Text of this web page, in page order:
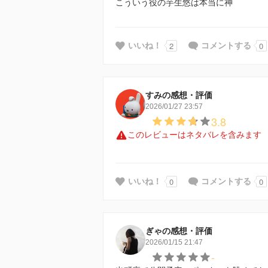
こういう役の芋生悠は本当に神
いいね！ 2 コメントする 0
すみの感想・評価
2026/01/27 23:57
3.8
このレビューはネタバレを含みます
いいね！ 0 コメントする 0
ぎゃの感想・評価
2026/01/15 21:47
-